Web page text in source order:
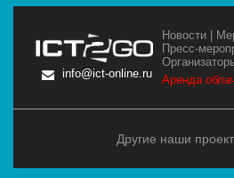
info@ict-online.ru
Новости |
Пресс-
Аренда
Другие наши